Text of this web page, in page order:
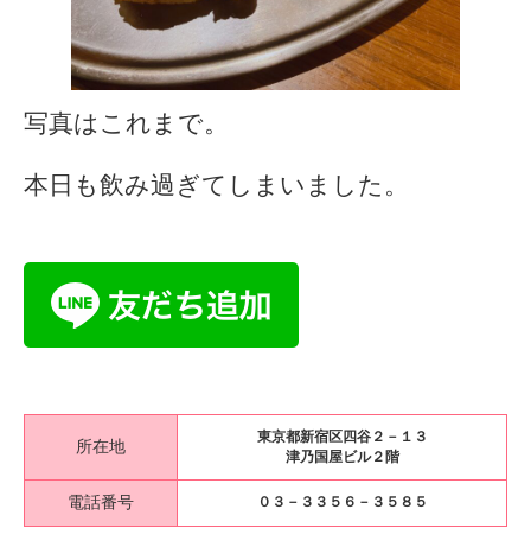
写真はこれまで。
本日も飲み過ぎてしまいました。
所在地
東京都新宿区四谷２－１３
津乃国屋ビル２階
電話番号 ０３－３３５６－３５８５